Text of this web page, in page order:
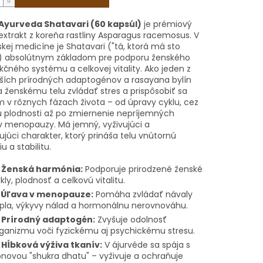
Shatavari (60 kapsúl) je prémiový
z koreňa rastliny Asparagus racemosus. V
medicíne je Shatavari ("tá, ktorá má sto
absolútnym základom pre podporu ženského
systému a celkovej vitality. Ako jeden z
prírodných adaptogénov a rasayana bylín
ženskému telu zvládať stres a prispôsobiť sa
v rôznych fázach života – od úpravy cyklu, cez
plodnosti až po zmiernenie nepríjemných
menopauzy. Má jemný, vyživujúci a
charakter, ktorý prináša telu vnútornú
a stabilitu.
Ženská harmónia:Podporuje prirodzené ženské
plodnosť a celkovú vitalitu.
Úľava v menopauze:Pomáha zvládať návaly
výkyvy nálad a hormonálnu nerovnováhu.
Prírodný adaptogén:Zvyšuje odolnosť
voči fyzickému aj psychickému stresu.
Hĺbková výživa tkanív:V ájurvéde sa spája s
"shukra dhatu" – vyživuje a ochraňuje